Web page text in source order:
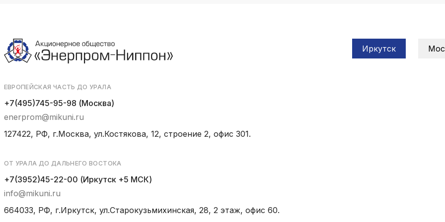
ЕВРОПЕЙСКАЯ ЧАСТЬ ДО УРАЛА
+7(495)745-95-98 (Москва)
enerprom@mikuni.ru
127422, РФ, г.Москва, ул.Костякова, 12, строение 2, офис 301.
ОТ УРАЛА ДО ДАЛЬНЕГО ВОСТОКА
+7(3952)45-22-00 (Иркутск +5 МСК)
info@mikuni.ru
664033, РФ, г.Иркутск, ул.Старокузьмихинская, 28, 2 этаж, офис 60.
Иркутск